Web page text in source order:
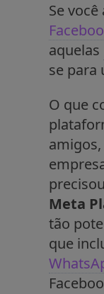
Se
aquelas
se para
O que
Meta
tão
que